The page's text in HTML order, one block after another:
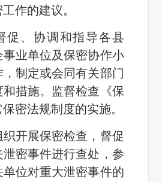
作的建议。
促、协调和指导各县
业单位及保密协作小
制定或会同有关部门
措施。监督检查《保
密法规制度的实施。
织开展保密检查，督促
密事件进行查处，参
位对重大泄密事件的